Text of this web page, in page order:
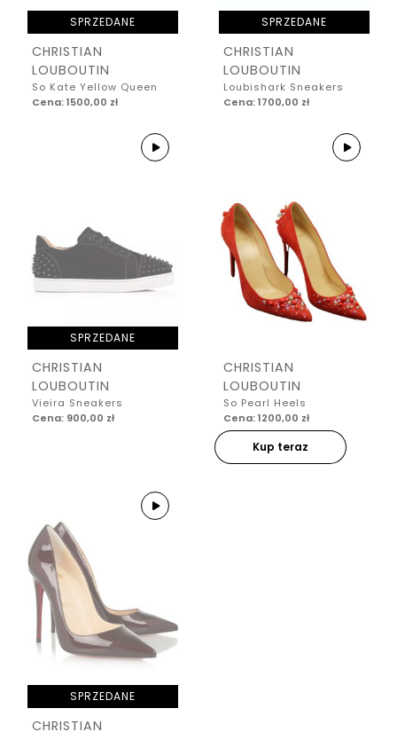
SPRZEDANE
CHRISTIAN
LOUBOUTIN
So Kate Yellow Queen
Cena: 1500,00 zł
SPRZEDANE
CHRISTIAN
LOUBOUTIN
Loubishark Sneakers
Cena: 1700,00 zł
SPRZEDANE
CHRISTIAN
LOUBOUTIN
Vieira Sneakers
Cena: 900,00 zł
CHRISTIAN
LOUBOUTIN
So Pearl Heels
Cena: 1200,00 zł
Kup teraz
SPRZEDANE
CHRISTIAN